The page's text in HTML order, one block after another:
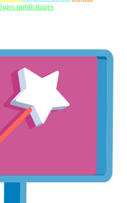
publicitaires